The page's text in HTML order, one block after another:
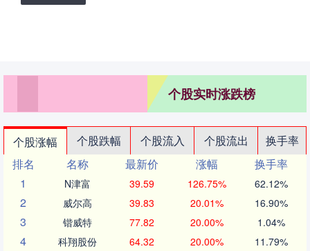
个股实时涨跌榜
个股涨幅 个股跌幅 个股流入 个股流出
换手率
排名
名称 最新价 涨幅
换手率
1
N津富 39.59 126.75% 62.12%
2 威尔高 39.83 20.01% 16.90%
3 锴威特 77.82 20.00% 1.04%
4 科翔股份 64.32 20.00% 11.79%